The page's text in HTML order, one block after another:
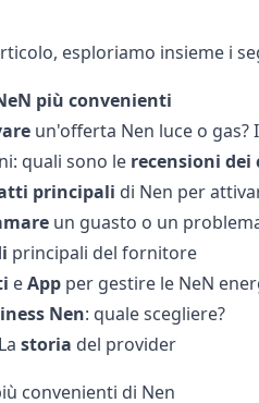
esploriamo insieme i
più convenienti
un'offerta Nen luce o gas? I
quali sono le recensioni dei
principali di Nen per
un guasto o un
principali del fornitore
eAppper gestire le NeN
Nen: quale scegliere?
storia del provider
convenienti di Nen